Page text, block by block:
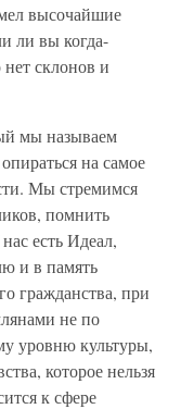
высочайшие
ли вы когда-
склонов и
мы называем
на самое
Мы стремимся
помнить
есть Идеал,
и в память
гражданства, при
не по
уровню культуры,
которое нельзя
к сфере